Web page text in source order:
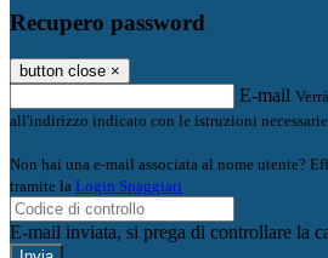
Recupero password
button close ×
E-mail
all'indirizzo indicato con le istruzioni
Non hai una e-mail associata al nome utente?
tramite la Login Spaggiari
E-mail inviata, si prega di controllare la